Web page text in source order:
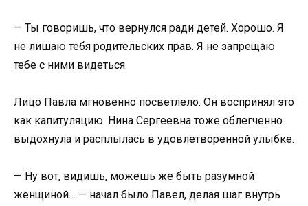
— Ты говоришь, что вернулся ради детей. Хорошо. Я
не лишаю тебя родительских прав. Я не запрещаю
тебе с ними видеться.
Лицо Павла мгновенно посветлело. Он воспринял это
как капитуляцию. Нина Сергеевна тоже облегченно
выдохнула и расплылась в удовлетворенной улыбке.
— Ну вот, видишь, можешь же быть разумной
женщиной… — начал было Павел, делая шаг внутрь